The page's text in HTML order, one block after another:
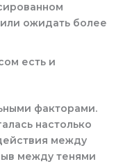
ожидать более
есть и
факторами.
настолько
между
между тенями